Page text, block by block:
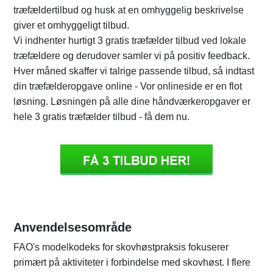
træfældertilbud og husk at en omhyggelig beskrivelse
giver et omhyggeligt tilbud.
Vi indhenter hurtigt 3 gratis træfælder tilbud ved lokale
træfældere og derudover samler vi på positiv feedback.
Hver måned skaffer vi talrige passende tilbud, så indtast
din træfælderopgave online - Vor onlineside er en flot
løsning. Løsningen på alle dine håndværkeropgaver er
hele 3 gratis træfælder tilbud - få dem nu.
Anvendelsesområde
FAO's modelkodeks for skovhøstpraksis fokuserer
primært på aktiviteter i forbindelse med skovhøst. I flere